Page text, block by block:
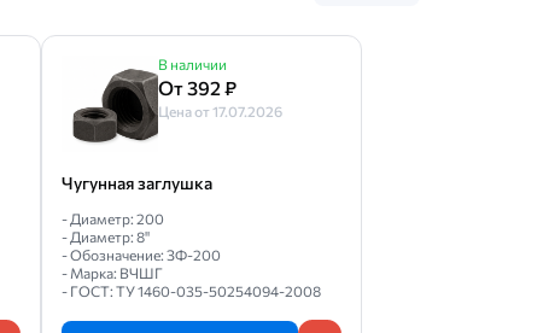
В наличии
От 392 ₽
Цена от 17.07.2026
Чугунная заглушка
- Диаметр: 200
- Диаметр: 8"
- Обозначение: ЗФ-200
- Марка: ВЧШГ
- ГОСТ: ТУ 1460-035-50254094-2008